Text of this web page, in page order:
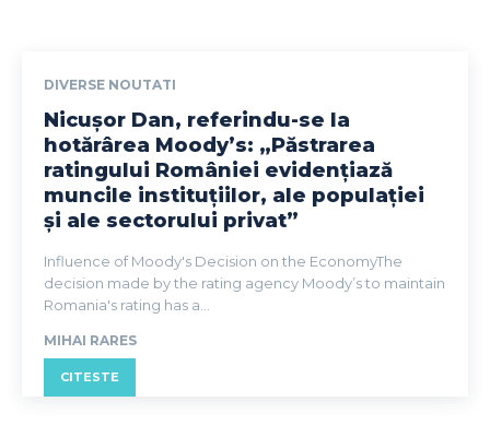
DIVERSE NOUTATI
Nicușor Dan, referindu-se la
hotărârea Moody’s: „Păstrarea
ratingului României evidențiază
muncile instituțiilor, ale populației
și ale sectorului privat”
Influence of Moody's Decision on the EconomyThe
decision made by the rating agency Moody’s to maintain
Romania's rating has a...
MIHAI RARES
CITESTE